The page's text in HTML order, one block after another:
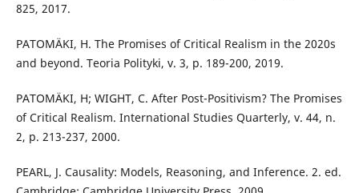
825, 2017.
PATOMÄKI, H. The Promises of Critical Realism in the 2020s
and beyond. Teoria Polityki, v. 3, p. 189-200, 2019.
PATOMÄKI, H; WIGHT, C. After Post-Positivism? The Promises
of Critical Realism. International Studies Quarterly, v. 44, n.
2, p. 213-237, 2000.
PEARL, J. Causality: Models, Reasoning, and Inference. 2. ed.